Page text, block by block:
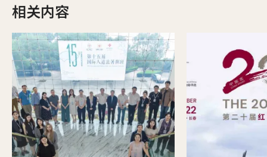
相关内容